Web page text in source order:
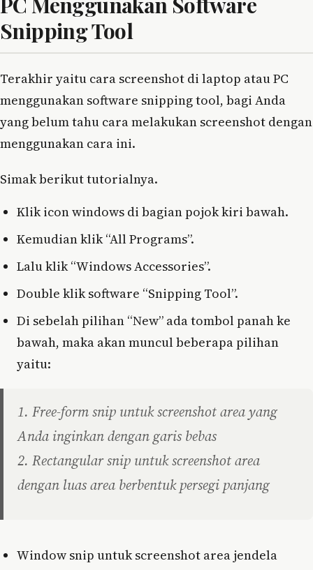
Snipping Tool
Terakhir yaitu cara screenshot di laptop atau PC
menggunakan software snipping tool, bagi Anda
yang belum tahu cara melakukan screenshot dengan
menggunakan cara ini.
Simak berikut tutorialnya.
Klik icon windows di bagian pojok kiri bawah.
Kemudian klik “All Programs”.
Lalu klik “Windows Accessories”.
Double klik software “Snipping Tool”.
Di sebelah pilihan “New” ada tombol panah ke
bawah, maka akan muncul beberapa pilihan
yaitu:
1. Free-form snip untuk screenshot area yang
Anda inginkan dengan garis bebas
2. Rectangular snip untuk screenshot area
dengan luas area berbentuk persegi panjang
Window snip untuk screenshot area jendela